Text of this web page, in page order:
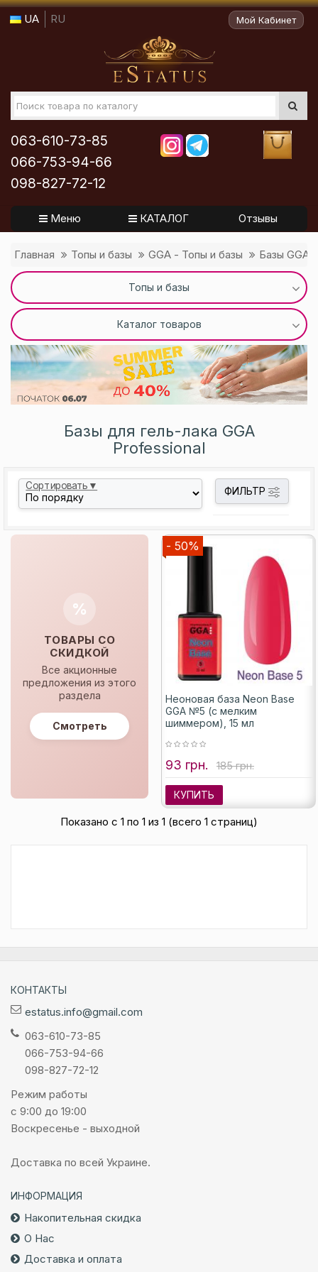
UA RU Мой Кабинет
063-610-73-85
066-753-94-66
098-827-72-12
Меню КАТАЛОГ Отзывы
Главная Топы и базы GGA - Топы и базы Базы GGA
Топы и базы
Каталог товаров
Базы для гель-лака GGA
Professional
Сортировать▼ ФИЛЬТР
%
ТОВАРЫ СО
СКИДКОЙ
Все акционные
предложения из этого
раздела
Смотреть
- 50%
Неоновая база Neon Base
GGA №5 (с мелким
шиммером), 15 мл
93 грн. 185 грн.
КУПИТЬ
Показано с 1 по 1 из 1 (всего 1 страниц)
КОНТАКТЫ
estatus.info@gmail.com
063-610-73-85
066-753-94-66
098-827-72-12
Режим работы
с 9:00 до 19:00
Воскресенье - выходной
Доставка по всей Украине.
ИНФОРМАЦИЯ
Накопительная скидка
О Нас
Доставка и оплата